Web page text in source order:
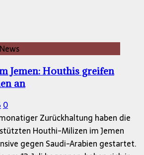
Jemen: Houthis greifen
an
0
Zurückhaltung haben die
Houthi-Milizen im Jemen
gegen Saudi-Arabien gestartet.